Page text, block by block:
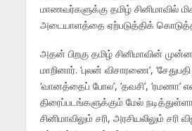
மாணவர்களுக்கு தமிழ் சினிமாவில்
அடையாளத்தை ஏற்படுத்திக்
அதன் பிறகு தமிழ் சினிமாவின்
மாறினார். ‘புலன் விசாரணை’,
‘வானத்தைப் போல’, ‘தவசி’, ‘ரமணா’
திரைப்படங்களுக்கும் மேல்
சினிமாவிலும் சரி, அரசியலிலும் சரி